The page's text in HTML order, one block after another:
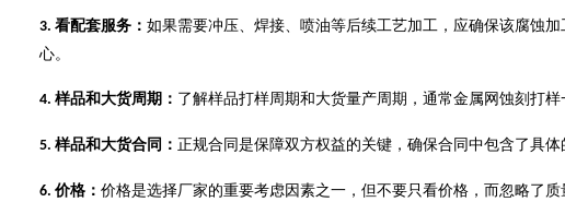
3. 看配套服务： 如果需要冲压、焊接、喷油等后续工艺加工，应确保该腐蚀
心。
4. 样品和大货周期： 了解样品打样周期和大货量产周期，通常金属网蚀刻打样
5. 样品和大货合同： 正规合同是保障双方权益的关键，确保合同中包含了具
6. 价格： 价格是选择厂家的重要考虑因素之一，但不要只看价格，而忽略了